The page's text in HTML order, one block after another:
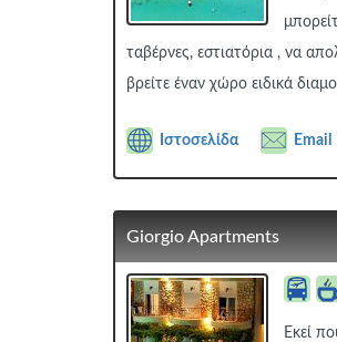
ταβέρνες, εστιατόρια , να
βρείτε έναν χώρο ειδικά
Ιστοσελίδα Email
Giorgio Apartments
Εκεί